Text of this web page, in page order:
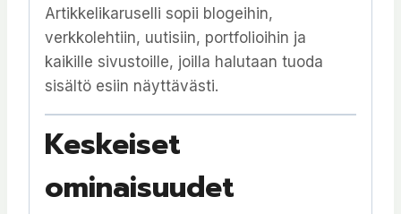
Artikkelikaruselli sopii blogeihin,
verkkolehtiin, uutisiin, portfolioihin ja
kaikille sivustoille, joilla halutaan tuoda
sisältö esiin näyttävästi.
Keskeiset
ominaisuudet